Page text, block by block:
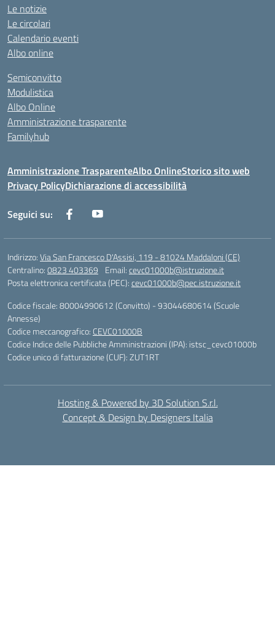
Le notizie
Le circolari
Calendario eventi
Albo online
Semiconvitto
Modulistica
Albo Online
Amministrazione trasparente
Familyhub
Amministrazione TrasparenteAlbo OnlineStorico sito web
Privacy PolicyDichiarazione di accessibilità
Seguici su:
Indirizzo:Via San Francesco D'Assisi, 119 - 81024 Maddaloni (CE)
Centralino:0823 403369 Email:cevc01000b@istruzione.it
Posta elettronica certificata (PEC):cevc01000b@pec.istruzione.it
Codice fiscale: 80004990612 (Convitto) - 93044680614 (Scuole
Annesse)
Codice meccanografico: CEVC01000B
Codice Indice delle Pubbliche Amministrazioni (IPA): istsc_cevc01000b
Codice unico di fatturazione (CUF): ZUT1RT
Hosting & Powered by 3D Solution S.r.l.
Concept & Design by Designers Italia